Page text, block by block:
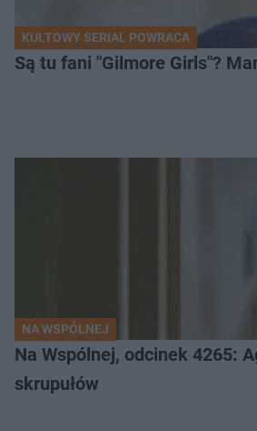
KULTOWY SERIAL POWRACA
Są tu fani "Gilmore Girls"?
NA WSPÓLNEJ
Na Wspólnej, odcinek 4265:
skrupułów